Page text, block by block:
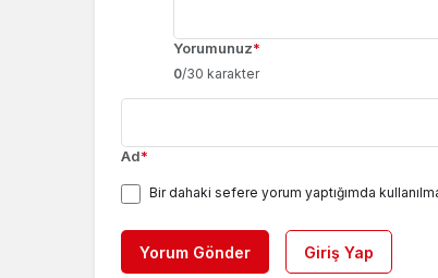
Yorumunuz*
0/30 karakter
Ad*
Bir dahaki sefere yorum yaptığımda
Yorum Gönder Giriş Yap